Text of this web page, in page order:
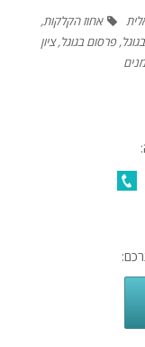
אחוז הקלקות,
,פרסום בגוגל,ציון